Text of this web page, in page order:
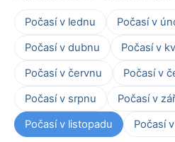
Počasí v lednu Počasí v
Počasí v dubnu
Počasí v
Počasí v červnu
Počasí v
Počasí v srpnu
Počasí v
Počasí v listopadu
Počasí